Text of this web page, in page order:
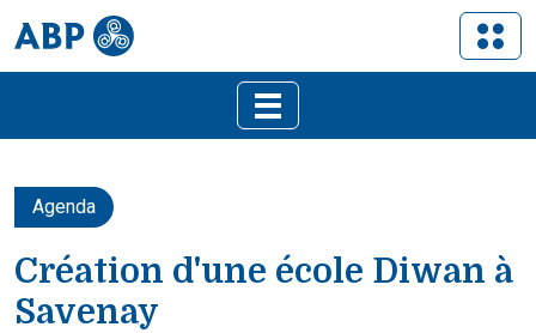
Agenda
Création d'une école Diwan à
Savenay